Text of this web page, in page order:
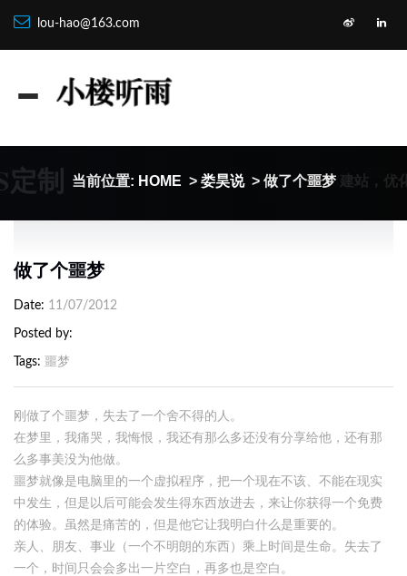
lou-hao@163.com
定制 当前位置: HOME > 娄昊说 > 做了个噩梦 建站，优
做了个噩梦
Date 11/07/2012
Posted by
Tags 噩梦
刚做了个噩梦，失去了一个舍不得的人。
在梦里，我痛哭，我悔恨，我还有那么多还没有分享给他，还有那
么多事美没为他做。
噩梦就像是电脑里的一个虚拟程序，把一个现在不该、不能在现实
中发生，但是以后可能会发生得东西放进去，来让你获得一个免费
的体验。虽然是痛苦的，但是他它让我明白什么是重要的。
亲人、朋友、事业（一个不明朗的东西）乘上时间是生命。失去了
一个，时间只会会多出一片空白，再多也是空白。